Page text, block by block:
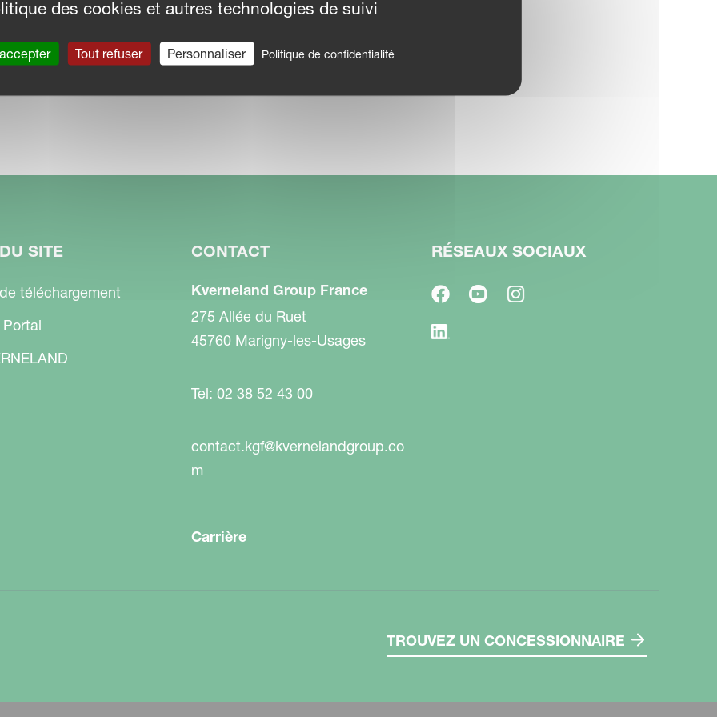
adapter votre semoir. C'est pourquoi
être réglés facilement,
les avantages du ts-drill deviennent
automatique se chargent de la
ce qui réduit le compactage du sol tout
SITE
téléchargement
CONTACT
Kverneland Group France
275 Allée du Ruet
45760 Marigny-les-Usages
Tel: 02 38 52 43 00
contact.kgf@kvernelandgroup.co
m
Carrière
RÉSEAUX SOCIAUX
TROUVEZ UN CONCESSIONNAIRE
des cookies et autres technologies de suivi
Tout refuser Personnaliser Politique de confidentialité